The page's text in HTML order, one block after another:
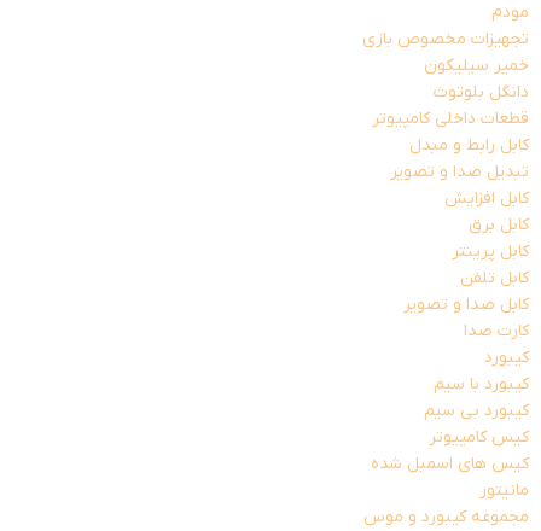
مودم
تجهیزات مخصوص بازی
خمیر سیلیکون
دانگل بلوتوث
قطعات داخلی کامپیوتر
کابل رابط و مبدل
تبدیل صدا و تصویر
کابل افزایش
کابل برق
کابل پرینتر
کابل تلفن
کابل صدا و تصویر
کارت صدا
کیبورد
کیبورد با سیم
کیبورد بی سیم
کیس کامپیوتر
کیس های اسمبل شده
مانیتور
مجموعه کیبورد و موس